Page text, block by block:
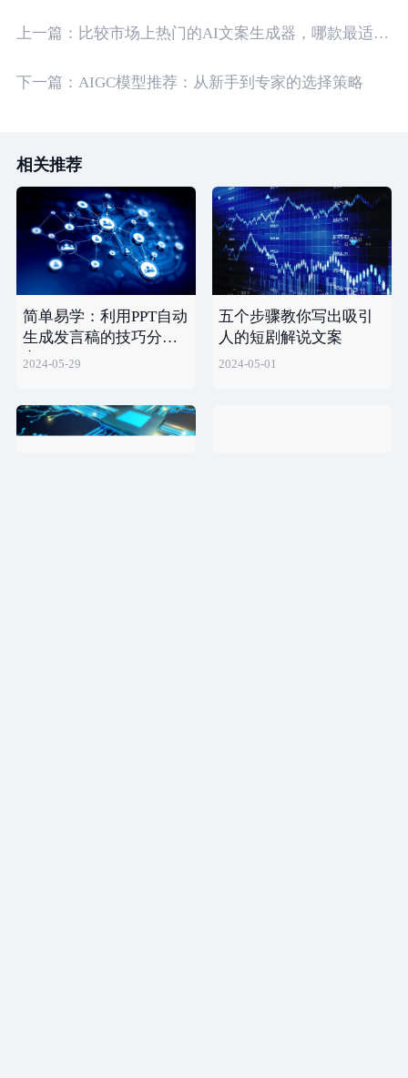
上一篇： 比较市场上热门的AI文案生成器，哪款最适合你？
下一篇： AIGC模型推荐：从新手到专家的选择策略
相关推荐
简单易学：利用PPT自动
生成发言稿的技巧分
享！
2024-05-29
五个步骤教你写出吸引
人的短剧解说文案
2024-05-01